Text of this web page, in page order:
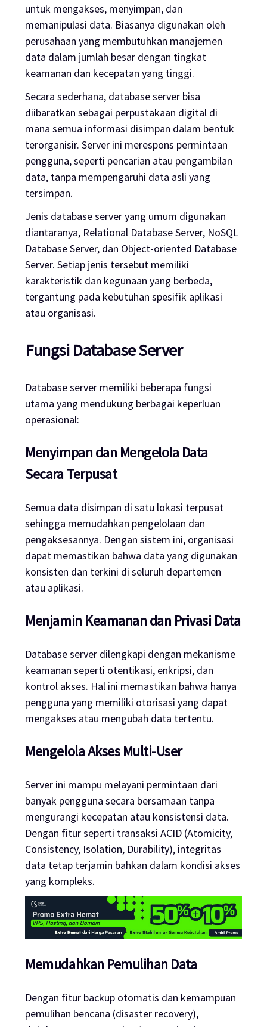
untuk mengakses, menyimpan, dan
memanipulasi data. Biasanya digunakan oleh
perusahaan yang membutuhkan manajemen
data dalam jumlah besar dengan tingkat
keamanan dan kecepatan yang tinggi.
Secara sederhana, database server bisa
diibaratkan sebagai perpustakaan digital di
mana semua informasi disimpan dalam bentuk
terorganisir. Server ini merespons permintaan
pengguna, seperti pencarian atau pengambilan
data, tanpa mempengaruhi data asli yang
tersimpan.
Jenis database server yang umum digunakan
diantaranya, Relational Database Server, NoSQL
Database Server, dan Object-oriented Database
Server. Setiap jenis tersebut memiliki
karakteristik dan kegunaan yang berbeda,
tergantung pada kebutuhan spesifik aplikasi
atau organisasi.
Fungsi Database Server
Database server memiliki beberapa fungsi
utama yang mendukung berbagai keperluan
operasional:
Menyimpan dan Mengelola Data
Secara Terpusat
Semua data disimpan di satu lokasi terpusat
sehingga memudahkan pengelolaan dan
pengaksesannya. Dengan sistem ini, organisasi
dapat memastikan bahwa data yang digunakan
konsisten dan terkini di seluruh departemen
atau aplikasi.
Menjamin Keamanan dan Privasi Data
Database server dilengkapi dengan mekanisme
keamanan seperti otentikasi, enkripsi, dan
kontrol akses. Hal ini memastikan bahwa hanya
pengguna yang memiliki otorisasi yang dapat
mengakses atau mengubah data tertentu.
Mengelola Akses Multi-User
Server ini mampu melayani permintaan dari
banyak pengguna secara bersamaan tanpa
mengurangi kecepatan atau konsistensi data.
Dengan fitur seperti transaksi ACID (Atomicity,
Consistency, Isolation, Durability), integritas
data tetap terjamin bahkan dalam kondisi akses
yang kompleks.
Memudahkan Pemulihan Data
Dengan fitur backup otomatis dan kemampuan
pemulihan bencana (disaster recovery),